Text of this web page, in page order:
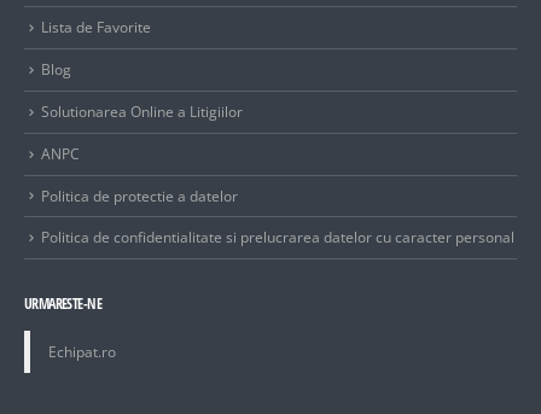
Lista de Favorite
Blog
Solutionarea Online a Litigiilor
ANPC
Politica de protectie a datelor
Politica de confidentialitate si prelucrarea datelor cu caracter personal
URMARESTE-NE
Echipat.ro